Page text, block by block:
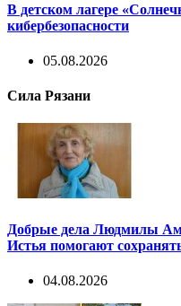
В детском лагере
кибербезопасности
05.08.2026
Сила Рязани
Добрые дела Людмилы
Истья помогают
04.08.2026